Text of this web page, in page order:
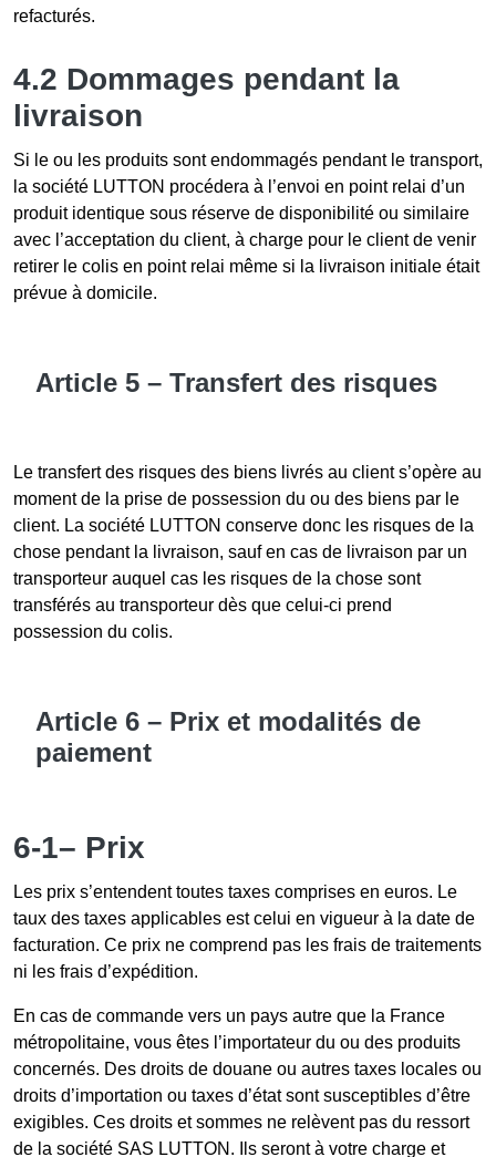
refacturés.
4.2 Dommages pendant la
livraison
Si le ou les produits sont endommagés pendant le transport,
la société LUTTON procédera à l’envoi en point relai d’un
produit identique sous réserve de disponibilité ou similaire
avec l’acceptation du client, à charge pour le client de venir
retirer le colis en point relai même si la livraison initiale était
prévue à domicile.
Article 5 – Transfert des risques
Le transfert des risques des biens livrés au client s’opère au
moment de la prise de possession du ou des biens par le
client. La société LUTTON conserve donc les risques de la
chose pendant la livraison, sauf en cas de livraison par un
transporteur auquel cas les risques de la chose sont
transférés au transporteur dès que celui-ci prend
possession du colis.
Article 6 – Prix et modalités de
paiement
6-1– Prix
Les prix s’entendent toutes taxes comprises en euros. Le
taux des taxes applicables est celui en vigueur à la date de
facturation. Ce prix ne comprend pas les frais de traitements
ni les frais d’expédition.
En cas de commande vers un pays autre que la France
métropolitaine, vous êtes l’importateur du ou des produits
concernés. Des droits de douane ou autres taxes locales ou
droits d’importation ou taxes d’état sont susceptibles d’être
exigibles. Ces droits et sommes ne relèvent pas du ressort
de la société SAS LUTTON. Ils seront à votre charge et